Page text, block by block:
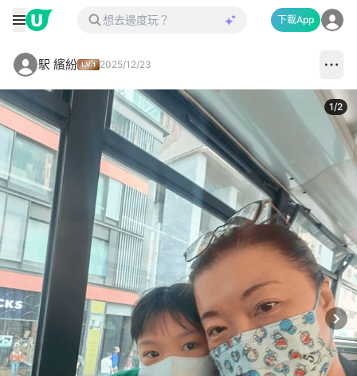
下載App
駅 繽紛 2025/12/23
1/2